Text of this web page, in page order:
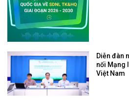
Diễn đàn
nối Mạng
Việt Nam